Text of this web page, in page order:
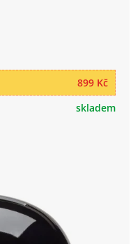
899 Kč
skladem